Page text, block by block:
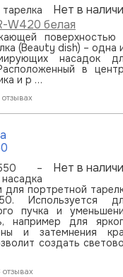
Нет в
поверхностью
(Beauty dish) – одна
насадок
в
и р …
Нет в
–
портретной
Используется
пучка и
например для
и затемнения
создать